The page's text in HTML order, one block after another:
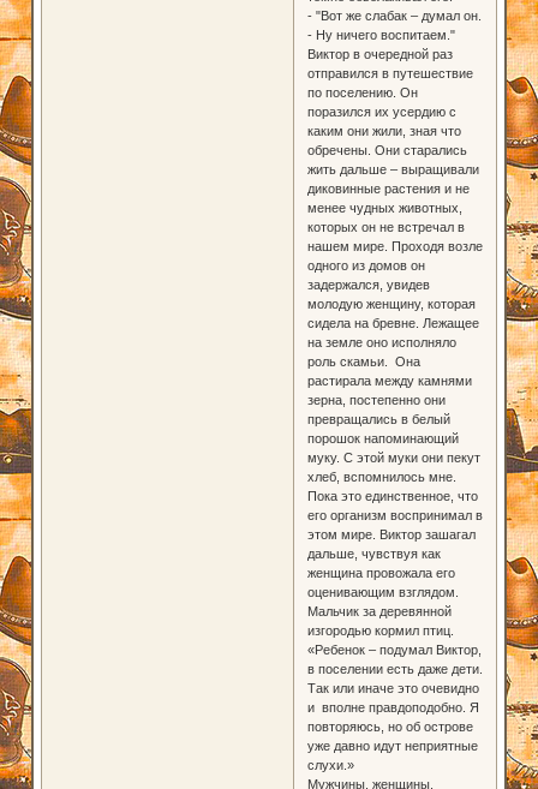
- "Вот же слабак – думал он.
- Ну ничего воспитаем."
Виктор в очередной раз
отправился в путешествие
по поселению. Он
поразился их усердию с
каким они жили, зная что
обречены. Они старались
жить дальше – выращивали
диковинные растения и не
менее чудных животных,
которых он не встречал в
нашем мире. Проходя возле
одного из домов он
задержался, увидев
молодую женщину, которая
сидела на бревне. Лежащее
на земле оно исполняло
роль скамьи. Она
растирала между камнями
зерна, постепенно они
превращались в белый
порошок напоминающий
муку. С этой муки они пекут
хлеб, вспомнилось мне.
Пока это единственное, что
его организм воспринимал в
этом мире. Виктор зашагал
дальше, чувствуя как
женщина провожала его
оценивающим взглядом.
Мальчик за деревянной
изгородью кормил птиц.
«Ребенок – подумал Виктор,
в поселении есть даже дети.
Так или иначе это очевидно
и вполне правдоподобно. Я
повторяюсь, но об острове
уже давно идут неприятные
слухи.»
Мужчины, женщины,